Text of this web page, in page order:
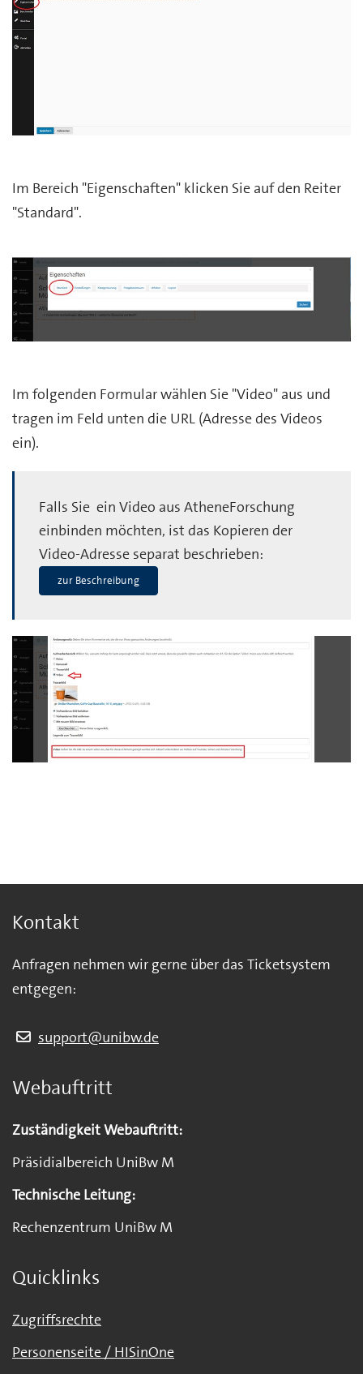
Im Bereich "Eigenschaften" klicken Sie auf den Reiter
"Standard".
Im folgenden Formular wählen Sie "Video" aus und
tragen im Feld unten die URL (Adresse des Videos
ein).
Falls Sie ein Video aus AtheneForschung
einbinden möchten, ist das Kopieren der
Video-Adresse separat beschrieben:
zur Beschreibung
Kontakt
Anfragen nehmen wir gerne über das Ticketsystem
entgegen:
support@unibw.de
Webauftritt
Zuständigkeit Webauftritt:
Präsidialbereich UniBw M
Technische Leitung:
Rechenzentrum UniBw M
Quicklinks
Zugriffsrechte
Personenseite / HISinOne